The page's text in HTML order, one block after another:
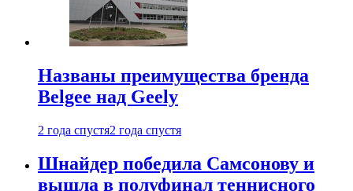
Названы преимущества бренда
Belgee над Geely
2 года спустя2 года спустя
Шнайдер победила Самсонову и
вышла в полуфинал теннисного